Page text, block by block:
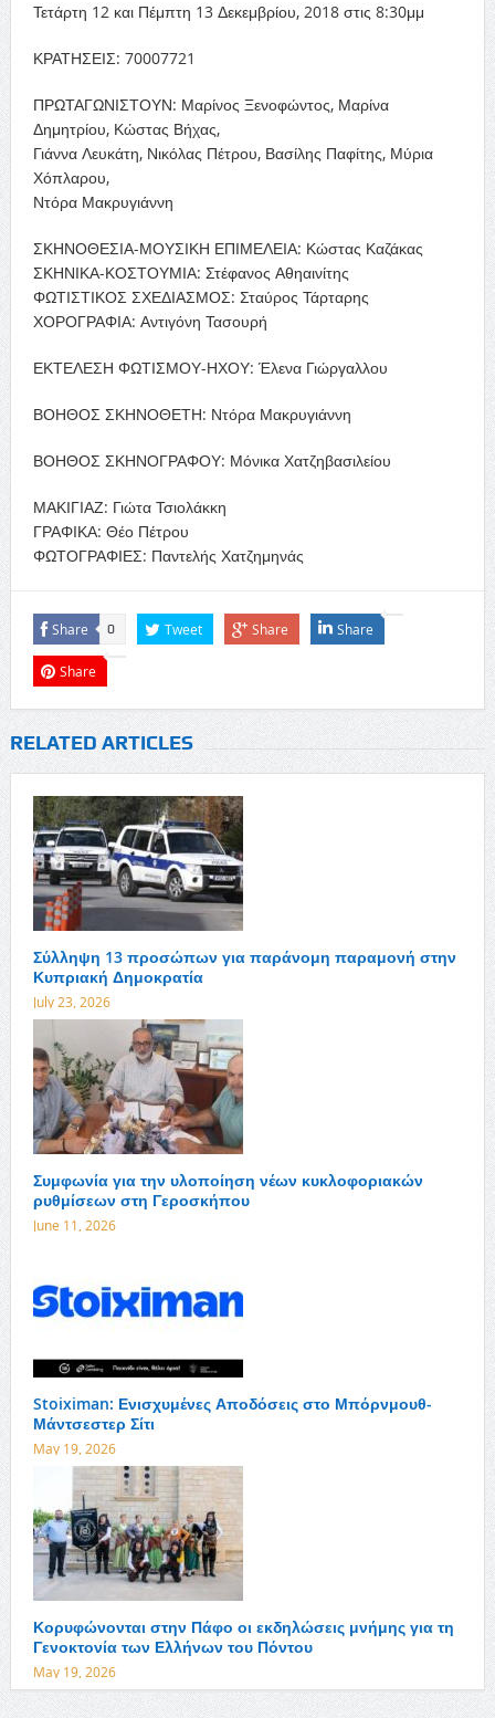
Τετάρτη 12 και Πέμπτη 13 Δεκεμβρίου, 2018 στις 8:30μμ
ΚΡΑΤΗΣΕΙΣ: 70007721
ΠΡΩΤΑΓΩΝΙΣΤΟΥΝ: Μαρίνος Ξενοφώντος, Μαρίνα
Δημητρίου, Κώστας Βήχας,
Γιάννα Λευκάτη, Νικόλας Πέτρου, Βασίλης Παφίτης, Μύρια
Χόπλαρου,
Ντόρα Μακρυγιάννη
ΣΚΗΝΟΘΕΣΙΑ-ΜΟΥΣΙΚΗ ΕΠΙΜΕΛΕΙΑ: Κώστας Καζάκας
ΣΚΗΝΙΚΑ-ΚΟΣΤΟΥΜΙΑ: Στέφανος Αθηαινίτης
ΦΩΤΙΣΤΙΚΟΣ ΣΧΕΔΙΑΣΜΟΣ: Σταύρος Τάρταρης
ΧΟΡΟΓΡΑΦΙΑ: Αντιγόνη Τασουρή
ΕΚΤΕΛΕΣΗ ΦΩΤΙΣΜΟΥ-ΗΧΟΥ: Έλενα Γιώργαλλου
ΒΟΗΘΟΣ ΣΚΗΝΟΘΕΤΗ: Ντόρα Μακρυγιάννη
ΒΟΗΘΟΣ ΣΚΗΝΟΓΡΑΦΟΥ: Μόνικα Χατζηβασιλείου
ΜΑΚΙΓΙΑΖ: Γιώτα Τσιολάκκη
ΓΡΑΦΙΚΑ: Θέο Πέτρου
ΦΩΤΟΓΡΑΦΙΕΣ: Παντελής Χατζημηνάς
Share 0 Tweet Share Share
Share
RELATED ARTICLES
Σύλληψη 13 προσώπων για παράνομη παραμονή στην
Κυπριακή Δημοκρατία
July 23, 2026
Συμφωνία για την υλοποίηση νέων κυκλοφοριακών
ρυθμίσεων στη Γεροσκήπου
June 11, 2026
Stoiximan: Ενισχυμένες Αποδόσεις στο Μπόρνμουθ-
Μάντσεστερ Σίτι
May 19, 2026
Κορυφώνονται στην Πάφο οι εκδηλώσεις μνήμης για τη
Γενοκτονία των Ελλήνων του Πόντου
May 19, 2026